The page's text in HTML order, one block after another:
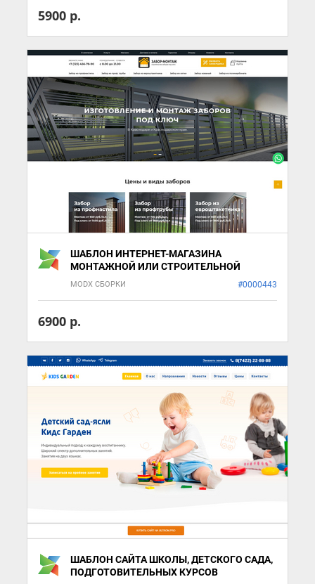
5900 р.
ШАБЛОН ИНТЕРНЕТ-МАГАЗИНА
МОНТАЖНОЙ ИЛИ СТРОИТЕЛЬНОЙ
ОРГАНИЗАЦИИ
MODX СБОРКИ #0000443
6900 р.
ШАБЛОН САЙТА ШКОЛЫ, ДЕТСКОГО САДА,
ПОДГОТОВИТЕЛЬНЫХ КУРСОВ